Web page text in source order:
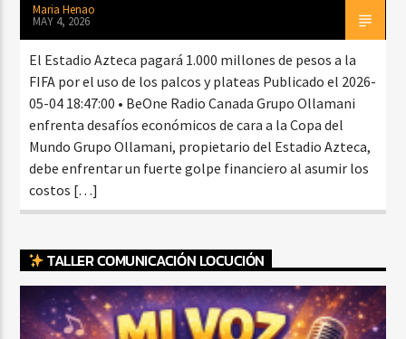
Maria Henao
MAY 4, 2026
El Estadio Azteca pagará 1.000 millones de pesos a la
FIFA por el uso de los palcos y plateas Publicado el 2026-
05-04 18:47:00 • BeOne Radio Canada Grupo Ollamani
enfrenta desafíos económicos de cara a la Copa del
Mundo Grupo Ollamani, propietario del Estadio Azteca,
debe enfrentar un fuerte golpe financiero al asumir los
costos […]
TALLER COMUNICACIÓN LOCUCIÓN